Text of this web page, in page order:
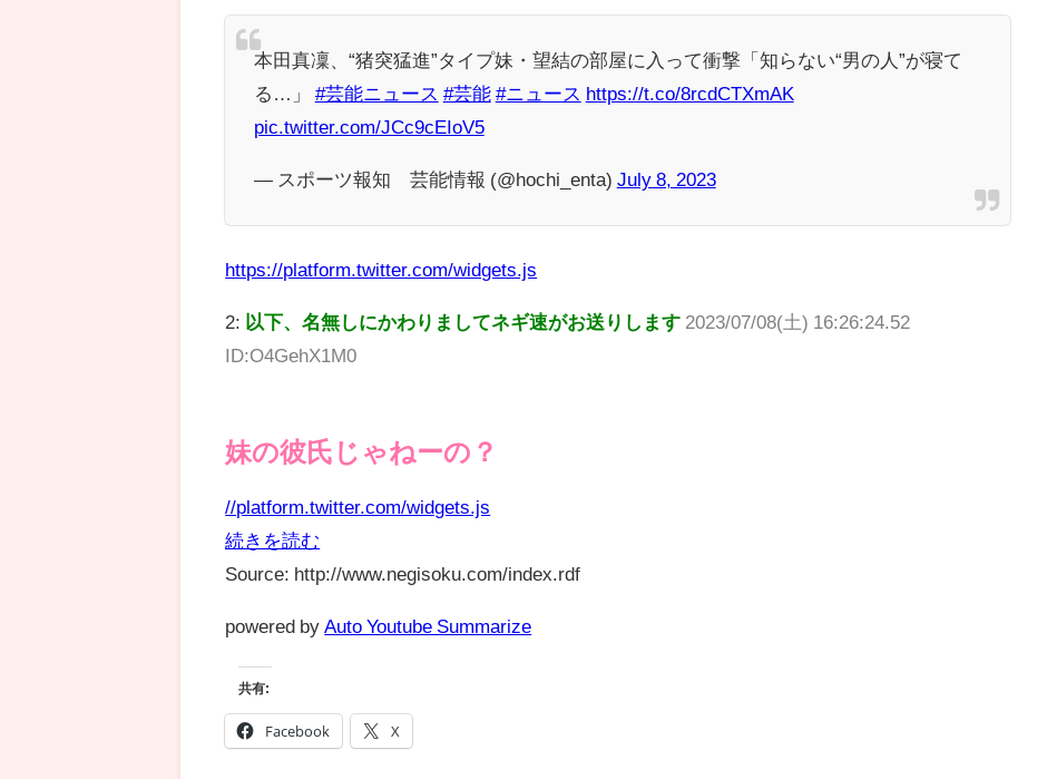
本田真凜、“猪突猛進”タイプ妹・望結の部屋に入って衝撃「知らない“男の人”が寝て
る…」 #芸能ニュース #芸能 #ニュース https://t.co/8rcdCTXmAK
pic.twitter.com/JCc9cEIoV5
— スポーツ報知 芸能情報 (@hochi_enta) July 8, 2023
https://platform.twitter.com/widgets.js
2: 以下、名無しにかわりましてネギ速がお送りします 2023/07/08(土) 16:26:24.52
ID:O4GehX1M0
妹の彼氏じゃねーの？
//platform.twitter.com/widgets.js
続きを読む
Source: http://www.negisoku.com/index.rdf
powered by Auto Youtube Summarize
共有:
Facebook X